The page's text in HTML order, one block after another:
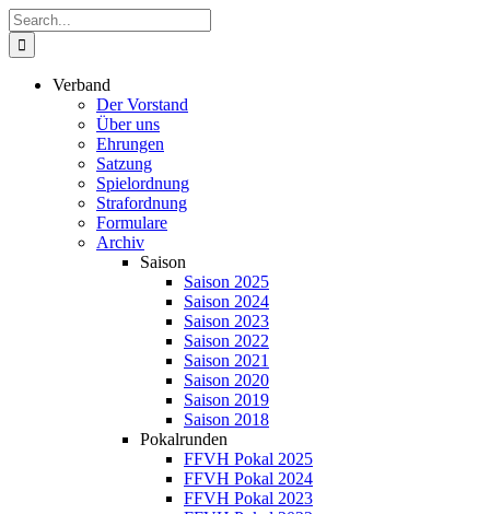
Zum
Inhalt
springen
Suche
nach:
Verband
Der Vorstand
Über uns
Ehrungen
Satzung
Spielordnung
Strafordnung
Formulare
Archiv
Saison
Saison 2025
Saison 2024
Saison 2023
Saison 2022
Saison 2021
Saison 2020
Saison 2019
Saison 2018
Pokalrunden
FFVH Pokal 2025
FFVH Pokal 2024
FFVH Pokal 2023